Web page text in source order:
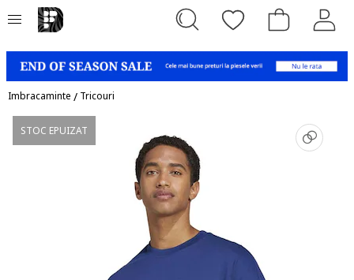
Imbracaminte / Tricouri
STOC EPUIZAT